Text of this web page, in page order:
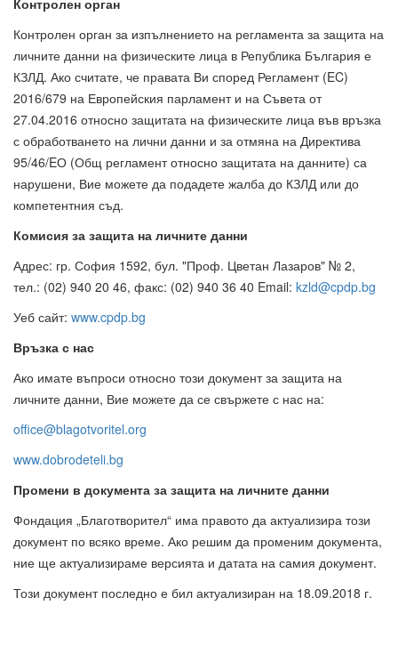
Контролен орган
Контролен орган за изпълнението на регламента за защита на
личните данни на физическите лица в Република България е
КЗЛД. Ако считате, че правата Ви според Регламент (EC)
2016/679 на Европейския парламент и на Съвета от
27.04.2016 относно защитата на физическите лица във връзка
с обработването на лични данни и за отмяна на Директива
95/46/EО (Общ регламент относно защитата на данните) са
нарушени, Вие можете да подадете жалба до КЗЛД или до
компетентния съд.
Комисия за защита на личните данни
Адрес: гр. София 1592, бул. "Проф. Цветан Лазаров" № 2,
тел.: (02) 940 20 46, факс: (02) 940 36 40 Email: kzld@cpdp.bg
Уеб сайт: www.cpdp.bg
Връзка с нас
Ако имате въпроси относно този документ за защита на
личните данни, Вие можете да се свържете с нас на:
office@blagotvoritel.org
www.dobrodeteli.bg
Промени в документа за защита на личните данни
Фондация „Благотворител“ има правото да актуализира този
документ по всяко време. Ако решим да променим документа,
ние ще актуализираме версията и датата на самия документ.
Този документ последно е бил актуализиран на 18.09.2018 г.